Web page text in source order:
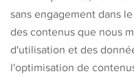
sans engagement dans
des contenus que nous
d'utilisation et des
l'optimisation de